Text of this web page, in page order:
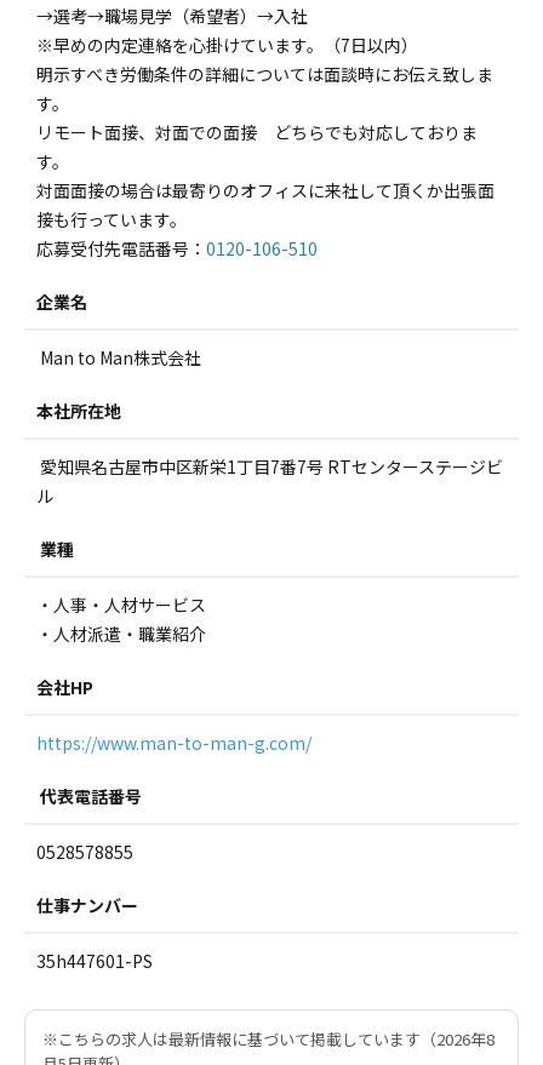
→選考→職場見学（希望者）→入社
※早めの内定連絡を心掛けています。（7日以内）
明示すべき労働条件の詳細については面談時にお伝え致しま
す。
リモート面接、対面での面接 どちらでも対応しておりま
す。
対面面接の場合は最寄りのオフィスに来社して頂くか出張面
接も行っています。
応募受付先電話番号： 0120-106-510
企業名
Man to Man株式会社
本社所在地
愛知県名古屋市中区新栄1丁目7番7号 RTセンターステージビ
ル
業種
・人事・人材サービス
・人材派遣・職業紹介
会社HP
https://www.man-to-man-g.com/
代表電話番号
0528578855
仕事ナンバー
35h447601-PS
※こちらの求人は最新情報に基づいて掲載しています（2026年8